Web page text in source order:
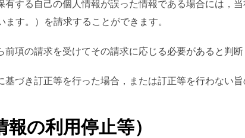
有する自己の個人情報が誤った情報である場合には，
ます。）を請求することができます。
前項の請求を受けてその請求に応じる必要があると判
基づき訂正等を行った場合，または訂正等を行わない
の利用停止等）